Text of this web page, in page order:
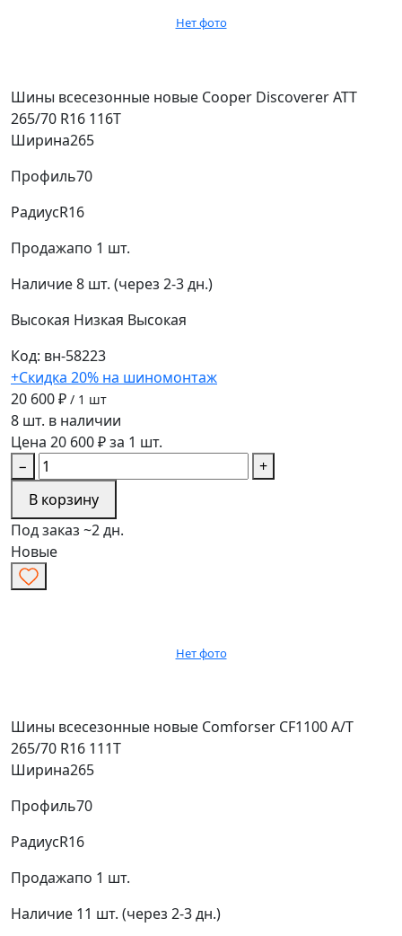
Нет фото
Шины всесезонные новые Cooper Discoverer ATT
265/70 R16 116T
Ширина265
Профиль70
РадиусR16
Продажапо 1 шт.
Наличие8 шт. (через 2-3 дн.)
Высокая Низкая Высокая
Код: вн-58223
+Скидка 20% на шиномонтаж
20 600 ₽ / 1 шт
8 шт. в наличии
Цена 20 600 ₽ за 1 шт.
−
+
В корзину
Под заказ ~2 дн.
Новые
Нет фото
Шины всесезонные новые Comforser CF1100 A/T
265/70 R16 111T
Ширина265
Профиль70
РадиусR16
Продажапо 1 шт.
Наличие 11 шт. (через 2-3 дн.)